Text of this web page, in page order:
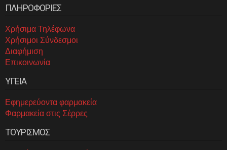
ΠΛΗΡΟΦΟΡΙΕΣ
Χρήσιμα Τηλέφωνα
Χρήσιμοι Σύνδεσμοι
Διαφήμιση
Επικοινωνία
ΥΓΕΙΑ
Εφημερεύοντα φαρμακεία
Φαρμακεία στις Σέρρες
ΤΟΥΡΙΣΜΟΣ